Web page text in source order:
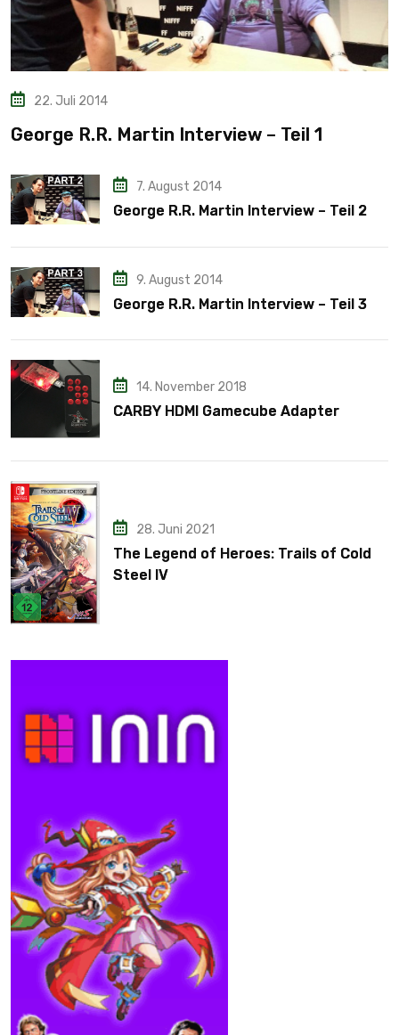
22. Juli 2014
George R.R. Martin Interview – Teil 1
7. August 2014
George R.R. Martin Interview – Teil 2
9. August 2014
George R.R. Martin Interview – Teil 3
14. November 2018
CARBY HDMI Gamecube Adapter
28. Juni 2021
The Legend of Heroes: Trails of Cold
Steel IV